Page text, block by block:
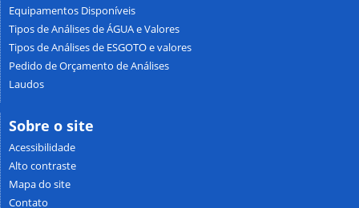
Equipamentos Disponíveis
Tipos de Análises de ÁGUA e Valores
Tipos de Análises de ESGOTO e valores
Pedido de Orçamento de Análises
Laudos
Sobre o site
Acessibilidade
Alto contraste
Mapa do site
Contato